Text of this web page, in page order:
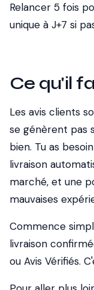
Relancer 5 fois
unique à J+7 si
Ce qu'il
Les avis clients
se génèrent pas
bien. Tu as
livraison
marché, et une
mauvaises
Commence
livraison
ou Avis Vérifiés.